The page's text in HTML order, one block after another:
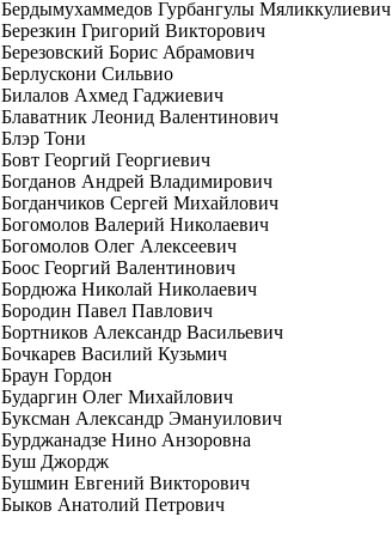
Бердымухаммедов Гурбангулы Мяликкулиевич
Березкин Григорий Викторович
Березовский Борис Абрамович
Берлускони Сильвио
Билалов Ахмед Гаджиевич
Блаватник Леонид Валентинович
Блэр Тони
Бовт Георгий Георгиевич
Богданов Андрей Владимирович
Богданчиков Сергей Михайлович
Богомолов Валерий Николаевич
Богомолов Олег Алексеевич
Боос Георгий Валентинович
Бордюжа Николай Николаевич
Бородин Павел Павлович
Бортников Александр Васильевич
Бочкарев Василий Кузьмич
Браун Гордон
Бударгин Олег Михайлович
Буксман Александр Эмануилович
Бурджанадзе Нино Анзоровна
Буш Джордж
Бушмин Евгений Викторович
Быков Анатолий Петрович